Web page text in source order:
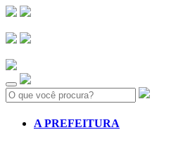
Search:
A PREFEITURA